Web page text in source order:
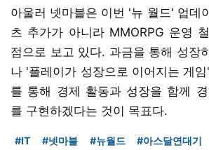
아울러 넷마블은 이번 '뉴 월드' 업데
츠 추가가 아니라 MMORPG 운영
점으로 보고 있다. 과금을 통해 성장
나 '플레이가 성장으로 이어지는 게
를 통해 경제 활동과 성장을 함께
를 구현하겠다는 것이 목표다.
#IT #넷마블 #뉴월드 #아스달연대기